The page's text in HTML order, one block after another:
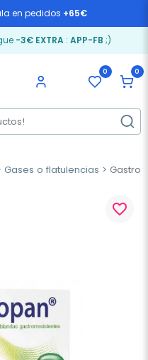
en pedidos +65€
-3€ EXTRA: APP-FB ;)
0 0
Gases o flatulencias
favorite_border